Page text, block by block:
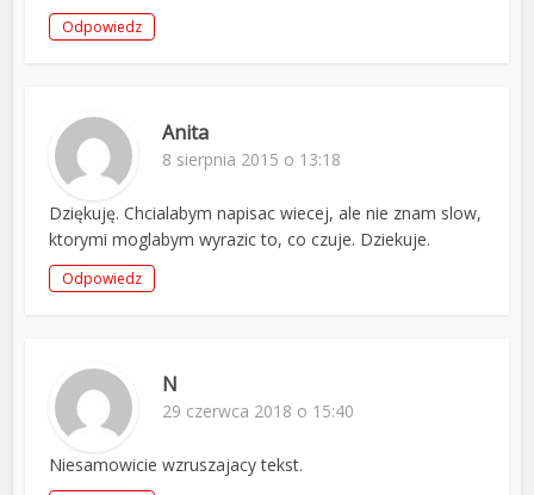
Odpowiedz
Anita
8 sierpnia 2015 o 13:18
Dziękuję. Chcialabym napisac wiecej, ale nie znam slow,
ktorymi moglabym wyrazic to, co czuje. Dziekuje.
Odpowiedz
N
29 czerwca 2018 o 15:40
Niesamowicie wzruszajacy tekst.